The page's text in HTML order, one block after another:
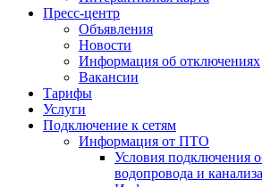
Пресс-центр
Объявления
Новости
Информация об отключениях
Вакансии
Тарифы
Услуги
Подключение к сетям
Информация от ПТО
Условия подключения
водопровода и